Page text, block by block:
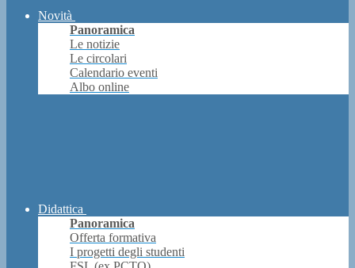
Novità
Panoramica
Le notizie
Le circolari
Calendario eventi
Albo online
Didattica
Panoramica
Offerta formativa
I progetti degli studenti